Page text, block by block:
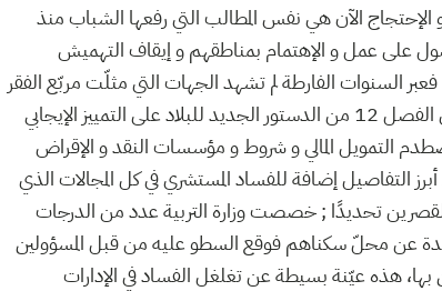
الإحتجاج الآن هي نفس المطالب التي رفعها الشباب منذ
في الحق في الحصول على عمل و الإهتمام بمناطقهم و إيقاف التهميش
السنوات الفارطة لم تشهد الجهات التي مثلّت مربّع الفقر
و الثورة في تونس أيّ تغييرات حقيقية و حتى التنصيص في الفصل 12 من الدستور الجديد للبلاد على التمييز الإيجابي
التمويل المالي و شروط و مؤسسات النقد و الإقراض
التفاصيل إضافة للفساد المستشري في كل المجالات الذي
تحديدًا ; خصصت وزارة التربية عدد من الدرجات
عن محلّ سكناهم فوقع السطو عليه من قبل المسؤولين
بها، هذه عيّنة بسيطة عن تغلغل الفساد في الإدارات